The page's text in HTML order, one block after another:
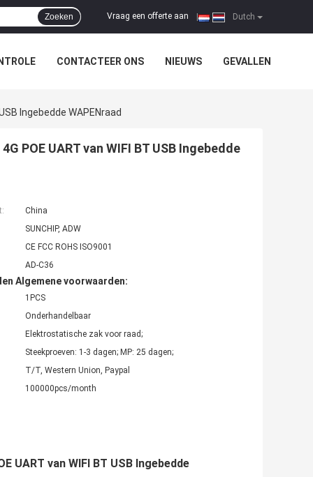
Dutch
Vraag een offerte aan
Zoeken
CONTACTEER ONS NIEUWS GEVALLEN
Ingebedde WAPENraad
POE UART van WIFI BT USB Ingebedde
China
SUNCHIP, ADW
CE FCC ROHS ISO9001
AD-C36
Algemene voorwaarden:
1PCS
Onderhandelbaar
Elektrostatische zak voor raad;
Steekproeven: 1-3 dagen; MP: 25 dagen;
T/T, Western Union, Paypal
100000pcs/month
UART van WIFI BT USB Ingebedde